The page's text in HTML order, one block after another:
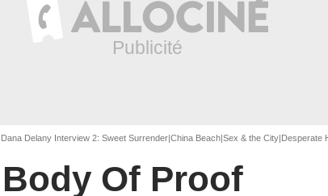
Dana Delany Interview 2: Sweet Surrender|China Beach|Sex & the City|Desperate
Body Of Proof